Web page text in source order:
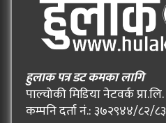
हुलाक पत्र डट कमका लागि
पाल्चोकी मिडिया नेटवर्क प्रा.लि.
कम्पनि दर्ता नं.: ३७२९४४/८२/८३